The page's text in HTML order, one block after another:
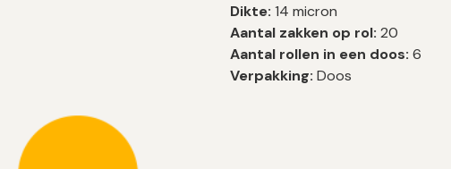
Dikte: 14 micron
Aantal zakken op rol: 20
Aantal rollen in een doos:6
Verpakking: Doos